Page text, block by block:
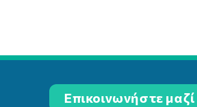
Επικοινωνήστε